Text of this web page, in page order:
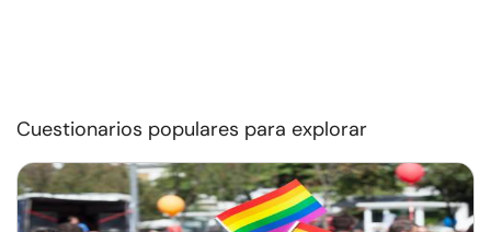
Cuestionarios populares para explorar